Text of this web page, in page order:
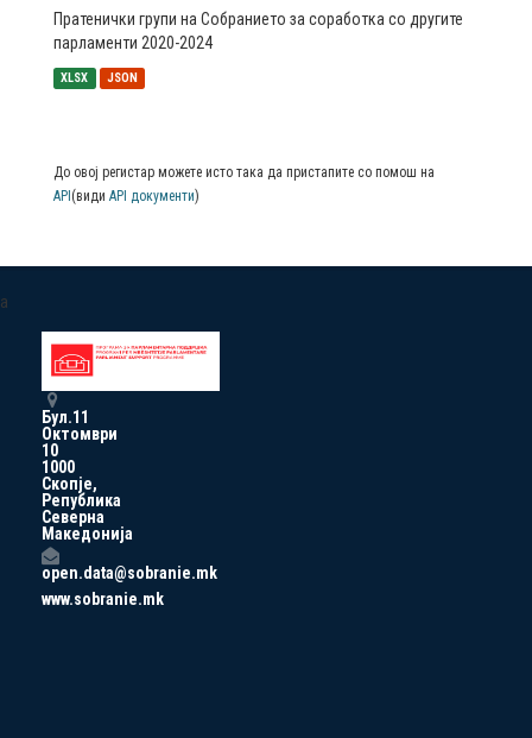
Пратенички групи на Собранието за соработка со другите
парламенти 2020-2024
XLSX JSON
До овој регистар можете исто така да пристапите со помош на
API (види API документи)
a
Бул.11
Октомври
10
1000
Скопје,
Република
Северна
Македонија
open.data@sobranie.mk
www.sobranie.mk